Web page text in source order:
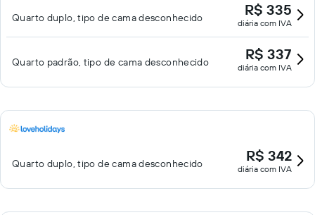
Quarto duplo, tipo de cama desconhecido R$ 335
diária com IVA
Quarto padrão, tipo de cama desconhecido R$ 337
diária com IVA
Quarto duplo, tipo de cama desconhecido R$ 342
diária com IVA